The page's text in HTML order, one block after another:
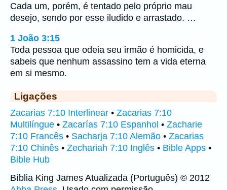
Cada um, porém, é tentado pelo próprio mau
desejo, sendo por esse iludido e arrastado. …
1 João 3:15
Toda pessoa que odeia seu irmão é homicida, e
sabeis que nenhum assassino tem a vida eterna
em si mesmo.
Ligações
Zacarias 7:10 Interlinear • Zacarias 7:10
Multilíngue • Zacarías 7:10 Espanhol • Zacharie
7:10 Francês • Sacharja 7:10 Alemão • Zacarias
7:10 Chinês • Zechariah 7:10 Inglês • Bible Apps •
Bible Hub
Bíblia King James Atualizada (Português) © 2012